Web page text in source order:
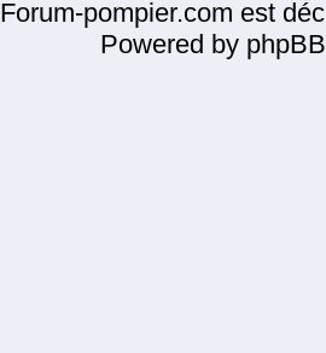
Forum-pompier.com est
Powered by